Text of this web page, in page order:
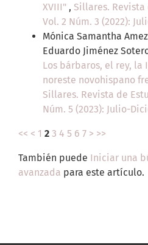
XVIII" , Sillares.
Vol. 2 Núm. 3 (2022):
Mónica Samantha
Eduardo Jiménez
Los bárbaros, el rey, la
noreste novohispano
Sillares. Revista de
Núm. 5 (2023): Julio-
<< < 1 2 3 4 5 6 7 > >>
También puede Iniciar una
avanzada para este artículo.